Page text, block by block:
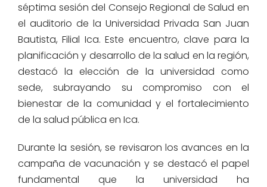
séptima sesión del Consejo Regional de Salud en
el auditorio de la Universidad Privada San Juan
Bautista, Filial Ica. Este encuentro, clave para la
planificación y desarrollo de la salud en la región,
destacó la elección de la universidad como
sede, subrayando su compromiso con el
bienestar de la comunidad y el fortalecimiento
de la salud pública en Ica.
Durante la sesión, se revisaron los avances en la
campaña de vacunación y se destacó el papel
fundamental que la universidad ha